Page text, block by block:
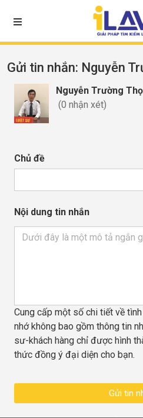
Gửi tin nhắn: Nguyễn
Nguyễn Trường Thọ
(0 nhận xét)
Chủ đề
Nội dung tin nhắn
Cung cấp một số chi tiết về
nhớ không bao gồm thông tin
sư-khách hàng chỉ được hình
thức đồng ý đại diện cho bạn.
Gửi tin